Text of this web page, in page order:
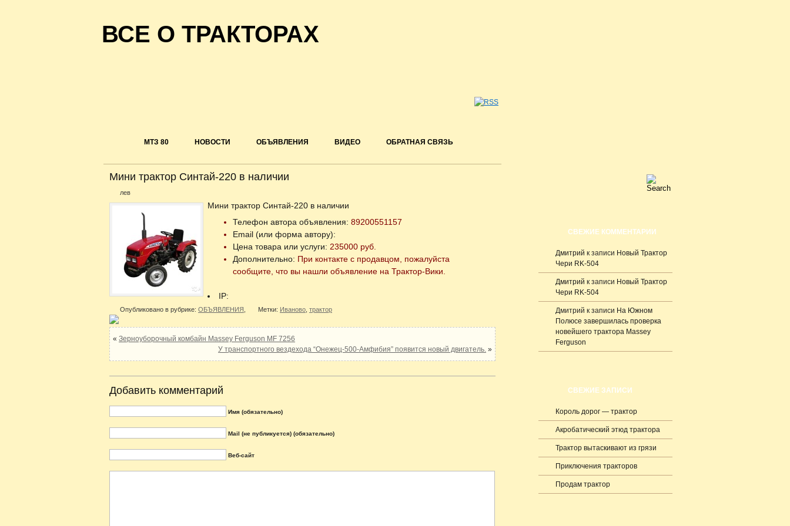
ВСЕ О ТРАКТОРАХ
МТЗ 80 НОВОСТИ ОБЪЯВЛЕНИЯ ВИДЕО ОБРАТНАЯ СВЯЗЬ
СВЕЖИЕ КОММЕНТАРИИ
Дмитрий к записи Новый Трактор
Чери RK-504
Дмитрий к записи Новый Трактор
Чери RK-504
Дмитрий к записи На Южном
Полюсе завершилась проверка
новейшего трактора Massey
Ferguson
СВЕЖИЕ ЗАПИСИ
Король дорог — трактор
Акробатический этюд трактора
Трактор вытаскивают из грязи
Приключения тракторов
Продам трактор
Мини трактор Синтай-220 в наличии
лев
Мини трактор Синтай-220 в наличии
Телефон автора объявления: 89200551157
Email (или форма автору):
Цена товара или услуги: 235000 руб.
Дополнительно: При контакте с продавцом, пожалуйста
сообщите, что вы нашли объявление на Трактор-Вики.
IP:
Опубликовано в рубрике: ОБЪЯВЛЕНИЯ Метки: Иваново трактор
« Зерноуборочный комбайн Massey Ferguson MF 7256
У транспортного вездехода “Онежец-500-Амфибия” появится новый двигатель. »
Добавить комментарий
Имя (обязательно)
Mail (не публикуется) (обязательно)
Веб-сайт